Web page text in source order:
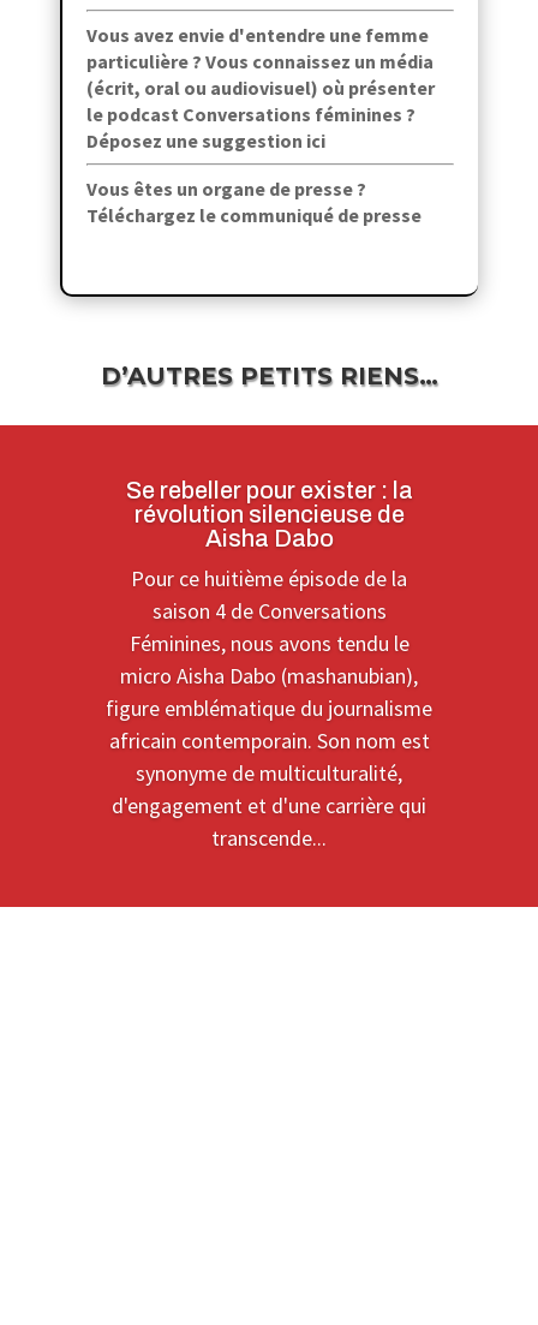
Vous avez envie d'entendre une femme
particulière ? Vous connaissez un média
(écrit, oral ou audiovisuel) où présenter
le podcast Conversations féminines ?
Déposez une suggestion ici
Vous êtes un organe de presse ?
Téléchargez le communiqué de presse
D’AUTRES PETITS RIENS…
Se rebeller pour exister : la
révolution silencieuse de
Aisha Dabo
Pour ce huitième épisode de la
saison 4 de Conversations
Féminines, nous avons tendu le
micro Aisha Dabo (mashanubian),
figure emblématique du journalisme
africain contemporain. Son nom est
synonyme de multiculturalité,
d'engagement et d'une carrière qui
transcende...